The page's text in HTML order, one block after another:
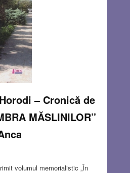
– Cronică de
MĂSLINILOR”
volumul memorialistic „În